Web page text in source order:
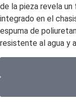
de la pieza revela
integrado en el
espuma de
resistente al agua y